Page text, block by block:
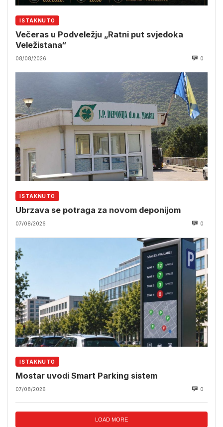
ISTAKNUTO
Večeras u Podveležju „Ratni put svjedoka
Veležistana“
08/08/2026 0
ISTAKNUTO
Ubrzava se potraga za novom deponijom
07/08/2026 0
ISTAKNUTO
Mostar uvodi Smart Parking sistem
07/08/2026 0
LOAD MORE